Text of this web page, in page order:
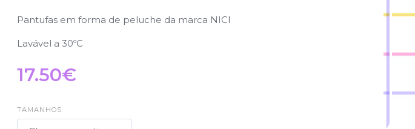
Pantufas em forma de peluche da marca NICI
Lavável a 30ºC
17.50€
TAMANHOS